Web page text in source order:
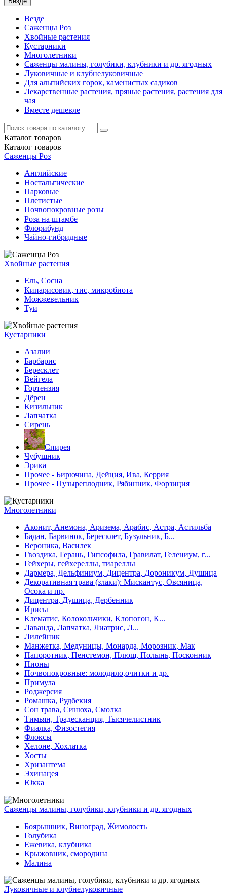
Везде
Саженцы Роз
Хвойные растения
Кустарники
Многолетники
Саженцы малины, голубики, клубники и др. ягодных
Луковичные и клубнелуковичные
Для альпийских горок, каменистых садиков
Лекарственные растения, пряные растения, растения для
чая
Вместе дешевле
Каталог товаров
Каталог товаров
Саженцы Роз
Английские
Ностальгические
Парковые
Плетистые
Почвопокровные розы
Роза на штамбе
Флорибунд
Чайно-гибридные
Хвойные растения
Ель, Сосна
Кипарисовик, тис, микробиота
Можжевельник
Туи
Кустарники
Азалии
Барбарис
Бересклет
Вейгела
Гортензия
Дёрен
Кизильник
Лапчатка
Сирень
Спирея
Чубушник
Эрика
Прочее - Бирючина, Дейция, Ива, Керрия
Прочее - Пузыреплодник, Рябинник, Форзиция
Многолетники
Аконит, Анемона, Аризема, Арабис, Астра, Астильба
Бадан, Барвинок, Бересклет, Бузульник, Б...
Вероника, Василек
Гвоздика, Герань, Гипсофила, Гравилат, Гелениум, г...
Гейхеры, гейхереллы, тиареллы
Дармера, Дельфиниум, Дицентра, Дороникум, Душица
Декоративная трава (злаки): Мискантус, Овсяница,
Осока и пр.
Дицентра, Душица, Дербенник
Ирисы
Клематис, Колокольчики, Клопогон, К...
Лаванда, Лапчатка, Лиатрис, Л...
Лилейник
Манжетка, Медуницы, Монарда, Морозник, Мак
Папоротник, Пенстемон, Плющ, Полынь, Посконник
Пионы
Почвопокровные: молодило,очитки и др.
Примула
Роджерсия
Ромашка, Рудбекия
Сон трава, Синюха, Смолка
Тимьян, Традесканция, Тысячелистник
Фиалка, Физостегия
Флоксы
Хелоне, Хохлатка
Хосты
Хризантема
Эхинацея
Юкка
Саженцы малины, голубики, клубники и др. ягодных
Боярышник, Виноград, Жимолость
Голубика
Ежевика, клубника
Крыжовник, смородина
Малина
Луковичные и клубнелуковичные